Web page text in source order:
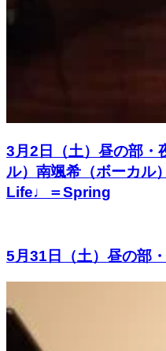
3月2日（土）昼の部・
ル）南颯希（ボーカル
Life♩＝Spring
5月31日（土）昼の部